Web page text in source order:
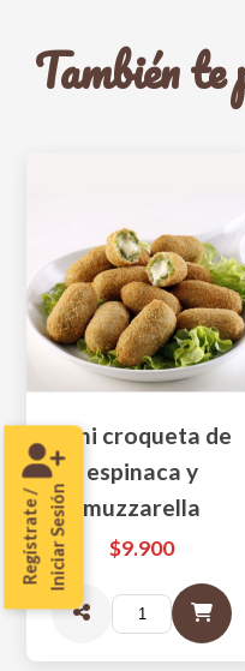
También
mini croqueta de
espinaca y
muzzarella
$9.900
Regístrate /Iniciar Sesión